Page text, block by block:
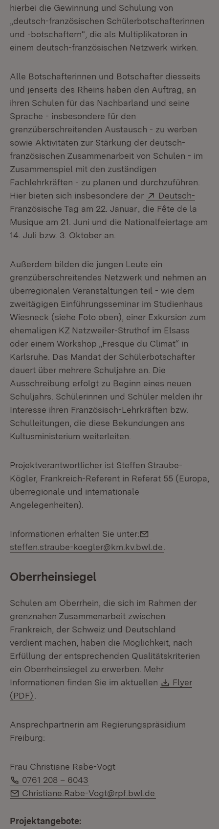
hierbei die Gewinnung und Schulung von
„deutsch-französischen Schülerbotschafterinnen
und -botschaftern“, die als Multiplikatoren in
einem deutsch-französischen Netzwerk wirken.
Alle Botschafterinnen und Botschafter diesseits
und jenseits des Rheins haben den Auftrag, an
ihren Schulen für das Nachbarland und seine
Sprache - insbesondere für den
grenzüberschreitenden Austausch - zu werben
sowie Aktivitäten zur Stärkung der deutsch-
französischen Zusammenarbeit von Schulen - im
Zusammenspiel mit den zuständigen
Fachlehrkräften - zu planen und durchzuführen.
Hier bieten sich insbesondere der
Extern:
Deutsch-
Französische Tag am 22. Januar (Öffnet in neuem
, die Fête de la
Musique am 21. Juni und die Nationalfeiertage am
14. Juli bzw. 3. Oktober an.
Außerdem bilden die jungen Leute ein
grenzüberschreitendes Netzwerk und nehmen an
überregionalen Veranstaltungen teil - wie dem
zweitägigen Einführungsseminar im Studienhaus
Wiesneck (siehe Foto oben), einer Exkursion zum
ehemaligen KZ Natzweiler-Struthof im Elsass
oder einem Workshop „Fresque du Climat“ in
Karlsruhe. Das Mandat der Schülerbotschafter
dauert über mehrere Schuljahre an. Die
Ausschreibung erfolgt zu Beginn eines neuen
Schuljahrs. Schülerinnen und Schüler melden ihr
Interesse ihren Französisch-Lehrkräften bzw.
Schulleitungen, die diese Bekundungen ans
Kultusministerium weiterleiten.
Projektverantwortlicher ist Steffen Straube-
Kögler, Frankreich-Referent in Referat 55 (Europa,
überregionale und internationale
Angelegenheiten).
Informationen erhalten Sie unter:
steffen.straube-koegler@km.kv.bwl.de
Oberrheinsiegel
Schulen am Oberrhein, die sich im Rahmen der
grenznahen Zusammenarbeit zwischen
Frankreich, der Schweiz und Deutschland
verdient machen, haben die Möglichkeit, nach
Erfüllung der entsprechenden Qualitätskriterien
ein Oberrheinsiegel zu erwerben. Mehr
Informationen finden Sie im aktuellen
Download:
Flyer
(PDF)
Ansprechpartnerin am Regierungspräsidium
Freiburg:
Frau Christiane Rabe-Vogt
Telefon:
0761 208 – 6043
E-Mail:
Christiane.Rabe-Vogt@rpf.bwl.de
Projektangebote: